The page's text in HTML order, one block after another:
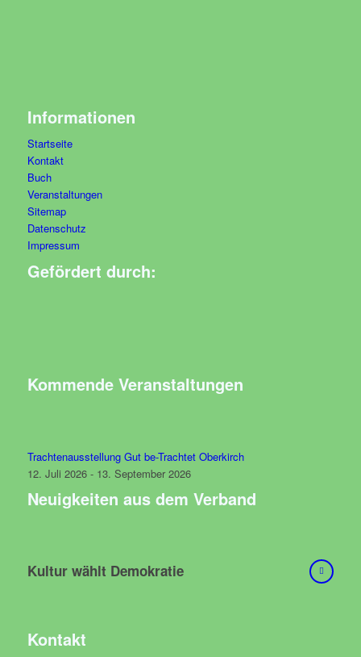
Informationen
Startseite
Kontakt
Buch
Veranstaltungen
Sitemap
Datenschutz
Impressum
Gefördert durch:
Kommende Veranstaltungen
Trachtenausstellung Gut be-Trachtet Oberkirch
12. Juli 2026 - 13. September 2026
Neuigkeiten aus dem Verband
Kultur wählt Demokratie
Kontakt